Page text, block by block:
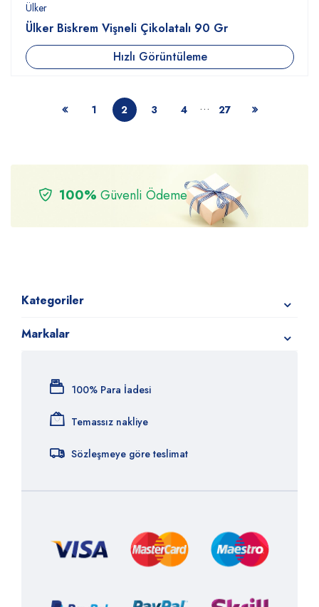
Ülker
Ülker Biskrem Vişneli Çikolatalı 90 Gr
Hızlı Görüntüleme
1 2 3 4 … 27
100% Güvenli Ödeme
Kategoriler
Markalar
100% Para İadesi
Temassız nakliye
Sözleşmeye göre teslimat